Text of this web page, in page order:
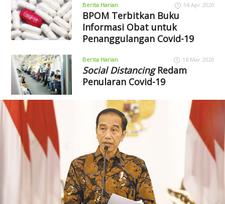
Berita Harian 14 Apr 2020
BPOM Terbitkan Buku
Informasi Obat untuk
Penanggulangan Covid-19
Berita Harian 18 Mar 2020
Social DistancingRedam
Penularan Covid-19